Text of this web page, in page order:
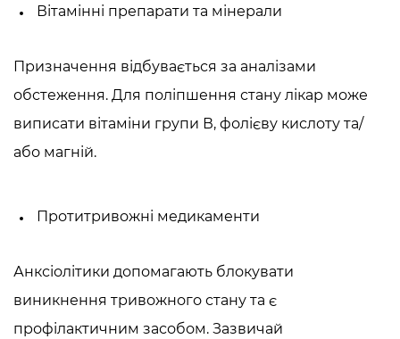
Вітамінні препарати та мінерали
Призначення відбувається за аналізами
обстеження. Для поліпшення стану лікар може
виписати вітаміни групи В, фолієву кислоту та/
або магній.
Протитривожні медикаменти
Анксіолітики допомагають блокувати
виникнення тривожного стану та є
профілактичним засобом. Зазвичай